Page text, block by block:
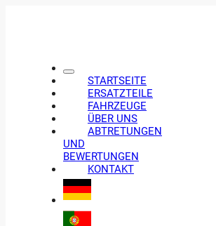
STARTSEITE
ERSATZTEILE
FAHRZEUGE
ÜBER UNS
ABTRETUNGEN
UND
BEWERTUNGEN
KONTAKT